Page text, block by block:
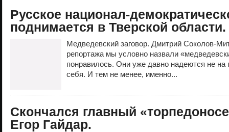
Русское национал-
поднимается в Тверской области.
Медведевский заговор. Дмитрий Соколов-
репортажа мы условно назвали
понравилось. Они уже давно надеются не на
себя. И тем не менее, именно...
Скончался главный
Егор Гайдар.